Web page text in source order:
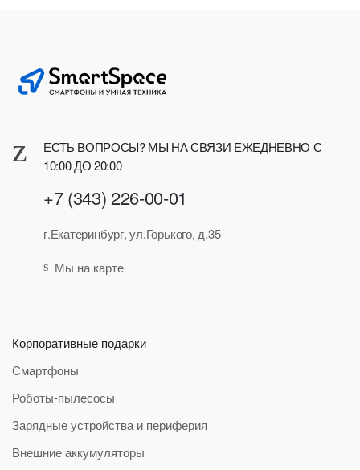
ЕСТЬ ВОПРОСЫ? МЫ НА СВЯЗИ ЕЖЕДНЕВНО С
10:00 ДО 20:00
+7 (343) 226-00-01
г.Екатеринбург, ул.Горького, д.35
Мы на карте
Корпоративные подарки
Смартфоны
Роботы-пылесосы
Зарядные устройства и периферия
Внешние аккумуляторы